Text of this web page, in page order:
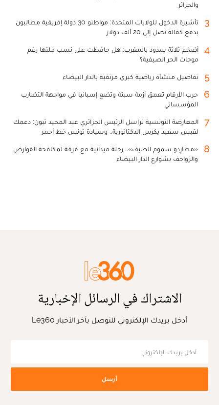
والجزائر
3
تأشيرة الدخول للولايات المتحدة: مواطنو 30 دولة إفريقية مطالبون
بدفع كفالة تصل إلى 20 ألف دولار
4
أضخم ثلاثة سدود بالمغرب: هل حافظت على نسب ملئها رغم
موجات الحر الصيفية؟
5 تفاصيل منشأة رياضية كبرى مرتقبة بالدار البيضاء
6
حرب الأرقام تعمق أزمة سبتة وتضع إسبانيا في مواجهة التضارب
المؤسساتي
7
المعارضة التونسية تراسل الرئيس الجزائري عبد المجيد تبون: دعمك
لقيس سعيد يكرس الدكتاتورية.. وسيادة تونس خط أحمر
8
«مطارِدو سموم الصيف».. رحلة ميدانية مع فرقة لمكافحة القوارض
والزواحف بشوارع الدار البيضاء
الاشتراك في الرسائل الإخبارية
أدخل بريدك الإلكتروني للتوصل بآخر الأخبار Le360
أرسل